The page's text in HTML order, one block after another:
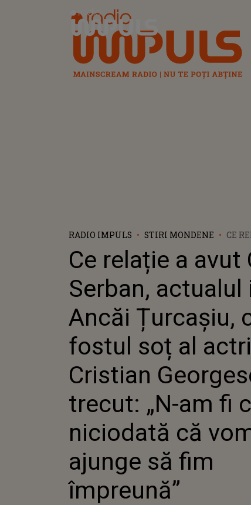
Radio Impuls
RADIO IMPULS STIRI MONDENE
CE
VOM
Ce relație a avut
Serban, actualul
Ancăi Țurcașiu,
fostul soț al
Cristian
trecut: „N-am fi
niciodată că
ajunge să fim
împreună”